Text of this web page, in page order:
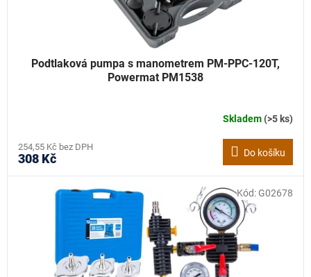
Podtlaková pumpa s manometrem PM-PPC-120T,
Powermat PM1538
Skladem(>5 ks)
254,55 Kč bez DPH
308 Kč Do košíku
Kód: G02678